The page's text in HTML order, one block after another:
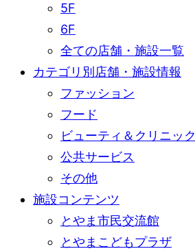
5F
6F
全ての店舗・施設一覧
カテゴリ別店舗・施設情報
ファッション
フード
ビューティ＆クリニック
公共サービス
その他
施設コンテンツ
とやま市民交流館
とやまこどもプラザ